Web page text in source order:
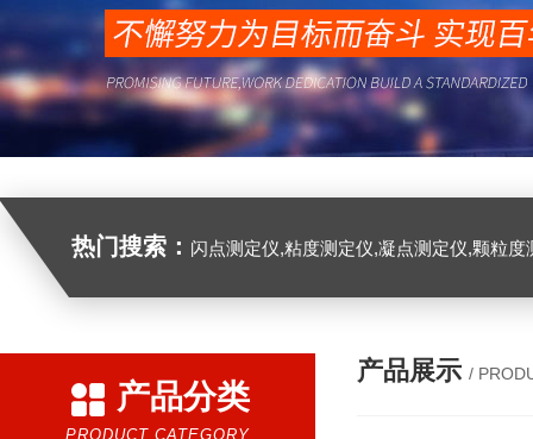
热门搜索： 闪点测定仪,粘度测定仪,凝点测定仪,颗粒
产品分类
PRODUCT CATEGORY
产品展示 /